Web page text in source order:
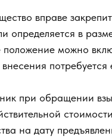
вправе
определяется в
положение можно
при обращении
на дату